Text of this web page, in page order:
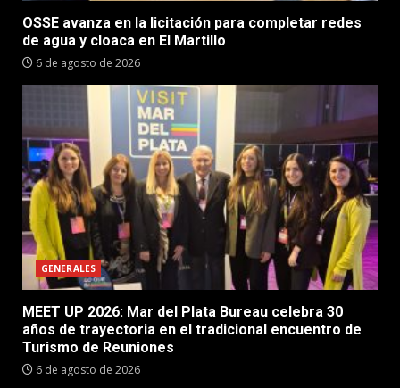
OSSE avanza en la licitación para completar redes
de agua y cloaca en El Martillo
6 de agosto de 2026
GENERALES
MEET UP 2026: Mar del Plata Bureau celebra 30
años de trayectoria en el tradicional encuentro de
Turismo de Reuniones
6 de agosto de 2026